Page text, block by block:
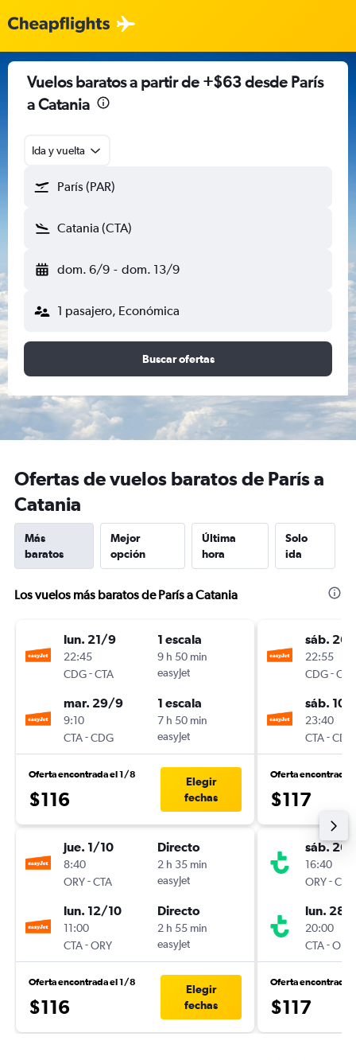
Vuelos baratos a partir de +$63 desde París
a Catania
Ida y vuelta
París (PAR)
Catania (CTA)
dom. 6/9 - dom. 13/9
1 pasajero, Económica
Buscar ofertas
Ofertas de vuelos baratos de París a
Catania
Más
baratos
Mejor
opción
Última
hora
Solo
ida
Los vuelos más baratos de París a Catania
lun. 21/9
22:45
CDG-CTA
1 escala
9 h 50 min
easyJet
mar. 29/9
9:10
CTA-CDG
1 escala
7 h 50 min
easyJet
Oferta encontrada el 1/8
$116
Elegir
fechas
jue. 1/10
8:40
ORY-CTA
Directo
2 h 35 min
easyJet
lun. 12/10
11:00
CTA-ORY
Directo
2 h 55 min
easyJet
Oferta encontrada el 1/8
$116
Elegir
fechas
sáb.
22:55
CDG-CTA
sáb. 10/
23:40
CTA-CDG
Oferta encontrada
$117
sáb.
16:40
ORY-CTA
lun. 28/
20:00
CTA-ORY
Oferta encontrada
$117